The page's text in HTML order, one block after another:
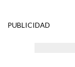
PUBLICIDAD